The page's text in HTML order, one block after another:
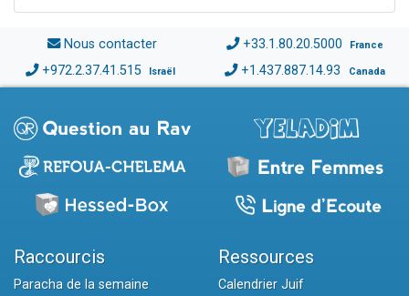
Nous contacter +33.1.80.20.5000 France
+972.2.37.41.515 Israël +1.437.887.14.93 Canada
Raccourcis
Paracha de la semaine
Ressources
Calendrier Juif